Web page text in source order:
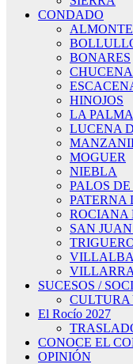
CONDADO
ALMONTE
BONARES
CHUCENA
HINOJOS
LA
LUCENA
MOGUER
NIEBLA
PALOS
PATERNA
ROCIANA
SAN
VILLALBA
SUCESOS /
CULTURA
El Rocío 2027
CONOCE EL
OPINIÓN